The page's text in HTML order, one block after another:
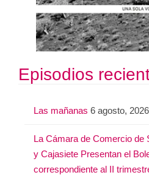
Episodios
Las mañanas 6 agosto, 2026
La Cámara de Comercio de
y Cajasiete Presentan el
correspondiente al II